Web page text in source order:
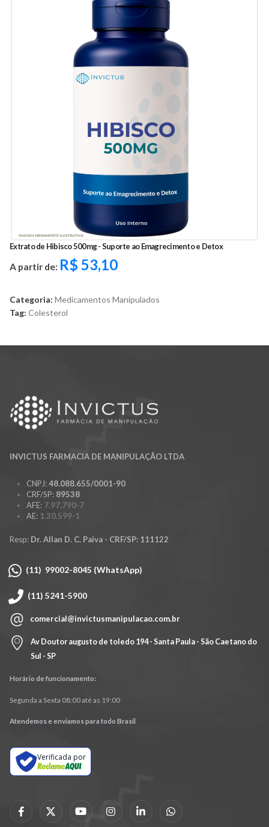
Extrato de Hibisco 500mg - Suporte ao Emagrecimento e Detox
A partir de: R$ 53,10
Categoria: Medicamentos Manipulados
Tag: Colesterol
INVICTUS FARMACIA DE MANIPULAÇÃO LTDA
CNPJ:48.088.655/0001-90
CRF/SP: 89538
AFE: 7.97.790-7
AE: 1.30.599-1
Resp: Dr. Allan D. C. Paiva - CRF/SP: 111122
(11) 99002-8045 (WhatsApp)
(11) 5241-5900
comercial@invictusmanipulacao.com.br
Av Doutor augusto de toledo 194 - Santa Paula - São Caetano do
Sul - SP
Horário de funcionamento:
Segunda a Sexta 08:00 até as 19:00
Atendemos e enviamos para todo Brasil
Verificada por